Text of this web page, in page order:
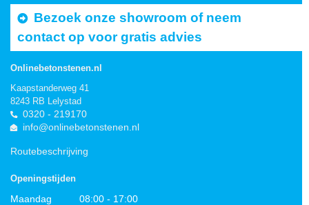
Bezoek onze showroom of neem
contact op voor gratis advies
Onlinebetonstenen.nl
Kaapstanderweg 41
8243 RB Lelystad
0320 - 219170
info@onlinebetonstenen.nl
Routebeschrijving
Openingstijden
Maandag
08:00 - 17:00